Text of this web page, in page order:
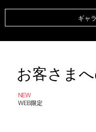
ギャ
お客さま
NEW
WEB限定